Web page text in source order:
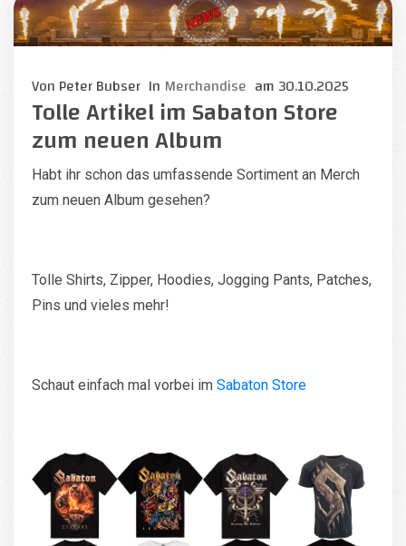
Von Peter Bubser In Merchandise am 30.10.2025
Tolle Artikel im Sabaton Store
zum neuen Album
Habt ihr schon das umfassende Sortiment an Merch
zum neuen Album gesehen?
Tolle Shirts, Zipper, Hoodies, Jogging Pants, Patches,
Pins und vieles mehr!
Schaut einfach mal vorbei im Sabaton Store